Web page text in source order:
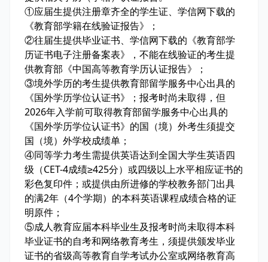
①应届生提供注册章齐全的学生证、学信网下载的
《教育部学籍在线验证报告》；
②往届生提供毕业证书、学信网下载的《教育部学
历证书电子注册备案表》，不能在线验证的考生提
供教育部《中国高等教育学历认证报告》；
③境外学历的考生提供教育部留学服务中心出具的
《国外学历学位认证书》；报考时尚未取得，但
2026年入学前可取得教育部留学服务中心出具的
《国外学历学位认证书》的国（境）外考生须提交
国（境）外学校成绩单；
④同等学力考生需提供英语达到全国大学生英语四
级（CET-4成绩≥425分）或四级以上水平相应证书的
彩色复印件；或提供由所进修的学校教务部门出具
的满2年（4个学期）的本科英语课程成绩合格的证
明原件；
⑤成人教育应届本科毕业生及报考时尚未取得本科
毕业证书的自考和网络教育考生，须提供颁发毕业
证书的省级高等教育自学考试办公室或网络教育高